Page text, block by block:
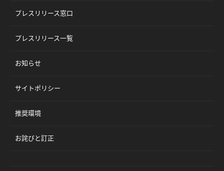
プレスリリース窓口
プレスリリース一覧
お知らせ
サイトポリシー
推奨環境
お詫びと訂正